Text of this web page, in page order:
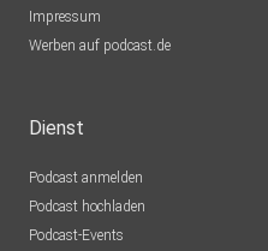
Impressum
Werben auf podcast.de
Dienst
Podcast anmelden
Podcast hochladen
Podcast-Events